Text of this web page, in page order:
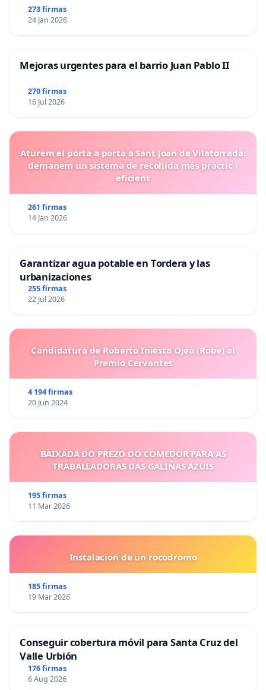
273 firmas
24 Jan 2026
Mejoras urgentes para el barrio Juan Pablo II
270 firmas
16 Jul 2026
Aturem el porta a porta a Sant Joan de Vilatorrada:
demanem un sistema de recollida més pràctic i
eficient
261 firmas
14 Jan 2026
Garantizar agua potable en Tordera y las
urbanizaciones
255 firmas
22 Jul 2026
Candidatura de Roberto Iniesta Ojea (Robe) al
Premio Cervantes
4 194 firmas
20 Jun 2024
BAIXADA DO PREZO DO COMEDOR PARA AS
TRABALLADORAS DAS GALIÑAS AZUIS
195 firmas
11 Mar 2026
Instalacion de un rocodromo
185 firmas
19 Mar 2026
Conseguir cobertura móvil para Santa Cruz del
Valle Urbión
176 firmas
6 Aug 2026